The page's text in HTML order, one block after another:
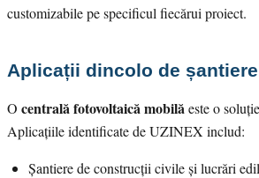
customizabile pe specificul fiecărui proiect.
Aplicații dincolo de
O centrală fotovoltaică mobilăeste o
Aplicațiile identificate de UZINEX includ:
Șantiere de construcții civile și lucrări